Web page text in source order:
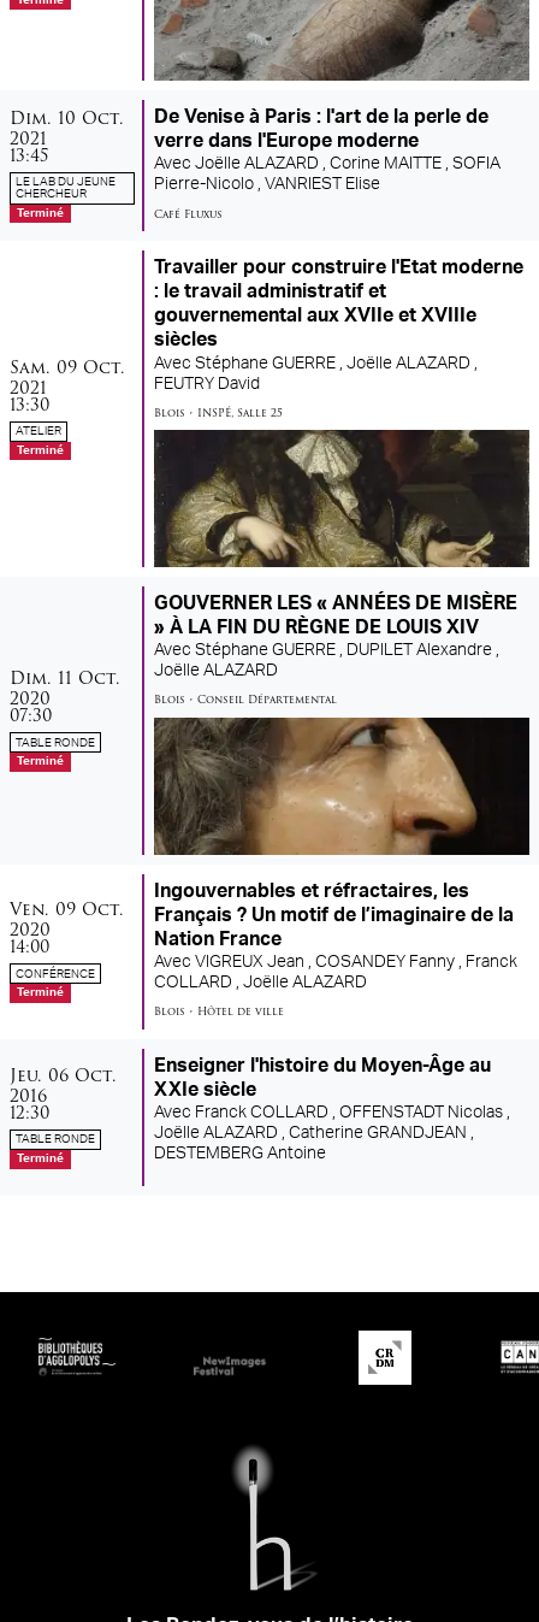
dimanche
Dim. 10 octobre
Oct.
2021
13:45
LE LAB DU JEUNE
CHERCHEUR
Terminé
De Venise à Paris : l'art de la perle de
verre dans l'Europe moderne
Avec Joëlle ALAZARD , Corine MAITTE , SOFIA
Pierre-Nicolo , VANRIEST Elise
Café Fluxus
samedi
Sam. 09 octobre
Oct.
2021
13:30
ATELIER
Terminé
Travailler pour construire l'Etat moderne
: le travail administratif et
gouvernemental aux XVIIe et XVIIIe
siècles
Avec Stéphane GUERRE , Joëlle ALAZARD ,
FEUTRY David
Blois • INSPÉ, Salle 25
dimanche
Dim. 11 octobre
Oct.
2020
07:30
TABLE RONDE
Terminé
GOUVERNER LES « ANNÉES DE MISÈRE
» À LA FIN DU RÈGNE DE LOUIS XIV
Avec Stéphane GUERRE , DUPILET Alexandre ,
Joëlle ALAZARD
Blois • Conseil Départemental
vendredi
Ven. 09 octobre
Oct.
2020
14:00
CONFÉRENCE
Terminé
Ingouvernables et réfractaires, les
Français ? Un motif de l’imaginaire de la
Nation France
Avec VIGREUX Jean , COSANDEY Fanny , Franck
COLLARD , Joëlle ALAZARD
Blois • Hôtel de ville
jeudi
Jeu. 06 octobre
Oct.
2016
12:30
TABLE RONDE
Terminé
Enseigner l'histoire du Moyen-Âge au
XXIe siècle
Avec Franck COLLARD , OFFENSTADT Nicolas ,
Joëlle ALAZARD , Catherine GRANDJEAN ,
DESTEMBERG Antoine